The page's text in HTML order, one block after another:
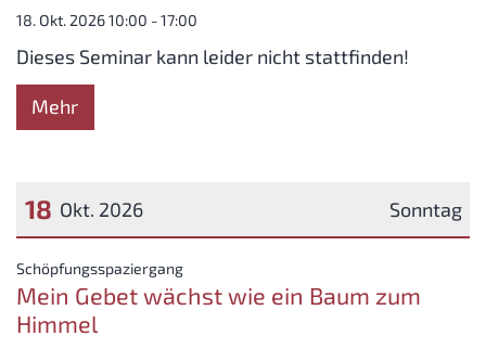
18. Okt. 2026 10:00 - 17:00
Dieses Seminar kann leider nicht stattfinden!
Mehr
Sonntag
18 Okt. 2026
Datum: 18. Oktober 2026
Schöpfungsspaziergang:
Mein Gebet wächst wie ein Baum zum
Himmel